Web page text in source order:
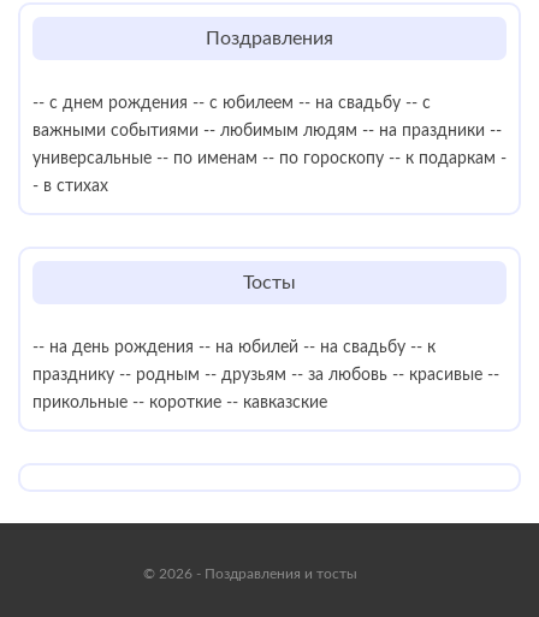
Поздравления
-- с днем рождения -- с юбилеем -- на свадьбу -- с
важными событиями -- любимым людям -- на праздники --
универсальные -- по именам -- по гороскопу -- к подаркам -
- в стихах
Тосты
-- на день рождения -- на юбилей -- на свадьбу -- к
празднику -- родным -- друзьям -- за любовь -- красивые --
прикольные -- короткие -- кавказские
© 2026 - Поздравления и тосты